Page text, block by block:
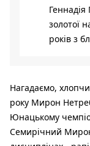
Геннадія
золотої
років з
Нагадаємо,
року Мирон
Юнацькому
Семирічний